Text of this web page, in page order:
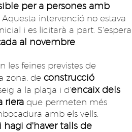
per a persones amb
Aquesta intervenció no estava
i es licitarà a part. S'espera
al novembre.
les feines previstes de
zona, de construcció
a la platja i d'encaix dels
riera que permeten més
amb els vells.
hagi d'haver talls de